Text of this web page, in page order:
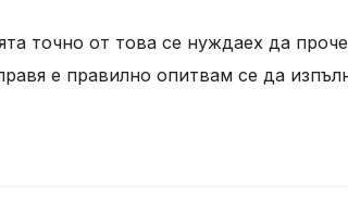
точно от това се нуждаех да
е правилно опитвам се да